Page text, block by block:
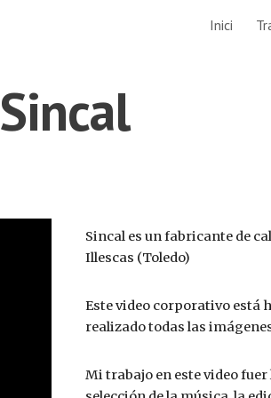
Skip toInici
Sincal
Sincal es un fabricante de
Illescas (Toledo)
Este video corporativo está
realizado todas las
Mi trabajo en este video